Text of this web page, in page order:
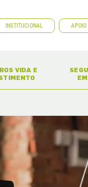
INSTITUCIONAL APOIO
VIDA E
(CURRENT)